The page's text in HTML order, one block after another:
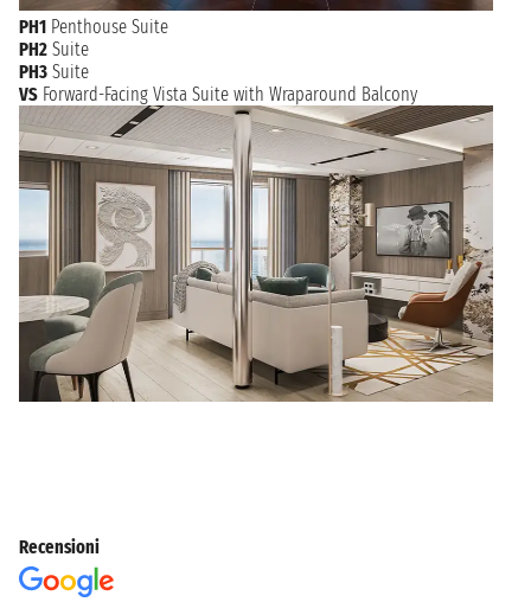
PH1 Penthouse Suite
PH2 Suite
PH3 Suite
VS Forward-Facing Vista Suite with Wraparound Balcony
Recensioni